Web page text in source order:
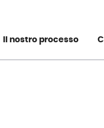
Il nostro processo